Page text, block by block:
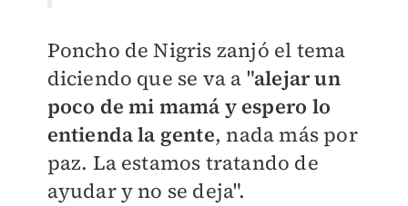
Poncho de Nigris zanjó el tema
diciendo que se va a "alejar un
poco de mi mamá y espero lo
entienda la gente, nada más por
paz. La estamos tratando de
ayudar y no se deja".